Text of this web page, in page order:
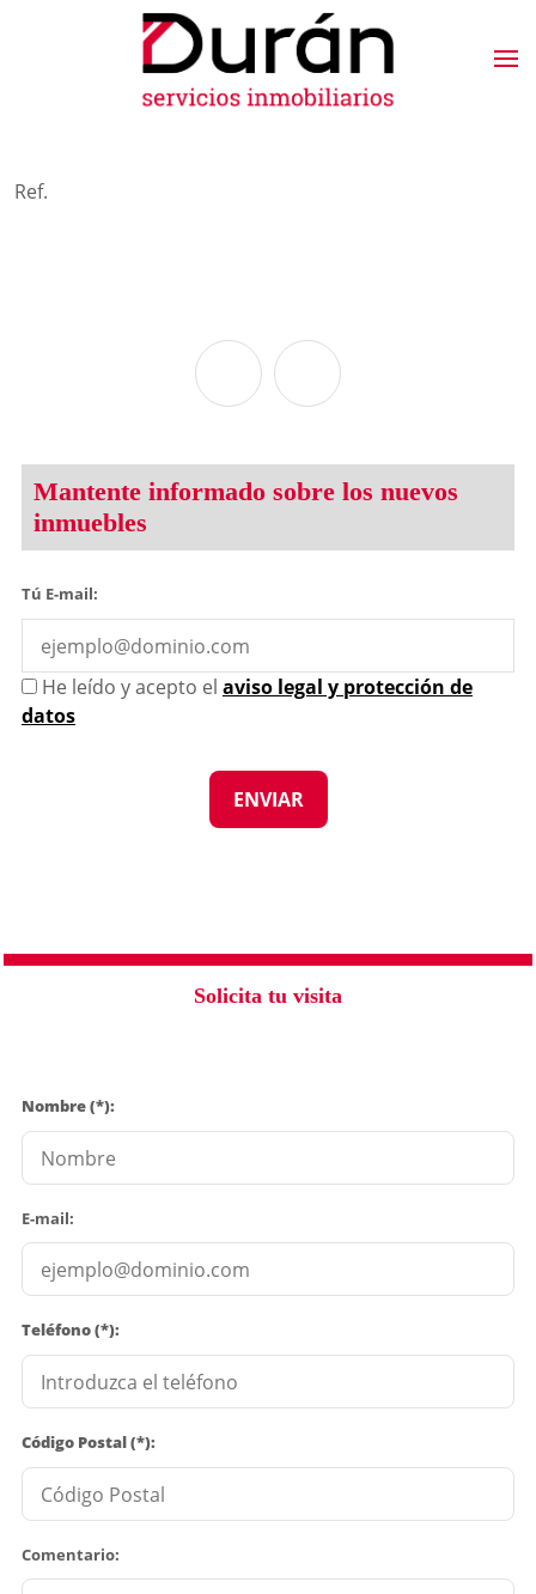
Ref.
Solicita tu visita
Nombre (*):
E-mail:
Teléfono (*):
Código Postal (*):
Comentario:
Mantente informado sobre los nuevos
inmuebles
Tú E-mail:
He leído y acepto el aviso legal y protección de
datos